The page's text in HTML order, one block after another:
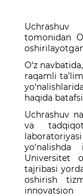
Uchrashuv
tomonidan
O‘z
raqamli
haqida
Uchrashuv
va
Universitet
tajribasi
oshirish